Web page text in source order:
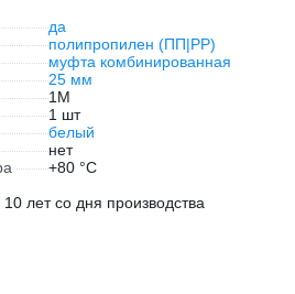
да
полипропилен (ПП|PP)
муфта комбинированная
25 мм
1M
1 шт
белый
нет
+80 °С
лет со дня производства